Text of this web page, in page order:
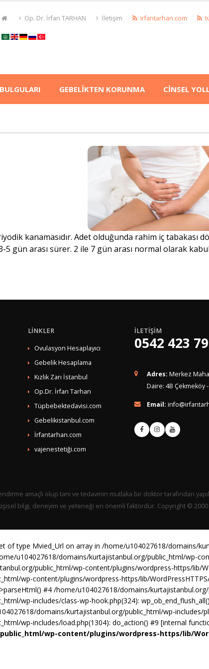
Op. Dr. İrfan TARHAN İletişim irfantarhan.com
GEBELİKTEN KORUNMA CİNSEL
kanamasıdır. Adet olduğunda rahim iç
5 gün arası sürer. 2 ile 7 gün arası normal olarak
LİNKLER
Ovulasyon Hesaplayıcı
Gebelik Hesaplama
Kızlık Zarı İstanbul
Op.Dr. İrfan Tarhan
Tüpbebektedavisi.com
Gebelikistanbul.com
İrfantarhan.com
vajenestetiği.com
İLETİŞİM
0542 423
Adres: Merkez
Daire: 4B Çekmeköy
Email:
amaçlı olup tanı ve tedavinin mutlaka bir doktor tarafından
bilgi, deneyim ve yeteneği en önemli faktördür. Copyright © 2000 -
of type Mvied_Url on array in /home/u104027618/domains/
u104027618/domains/kurtajistanbul.org/public_html/wp-
public_html/wp-content/plugins/wordpress-https/lib/
wp-content/plugins/wordpress-https/lib/
#4 /home/u104027618/domains/
wp-includes/class-wp-hook.php(324):
domains/kurtajistanbul.org/public_html/wp-includes/
wp-includes/load.php(1304): do_action() #9 [internal
wp-content/plugins/wordpress-https/lib/